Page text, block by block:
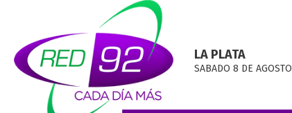
LA PLATA
SABADO 8 DE AGOSTO